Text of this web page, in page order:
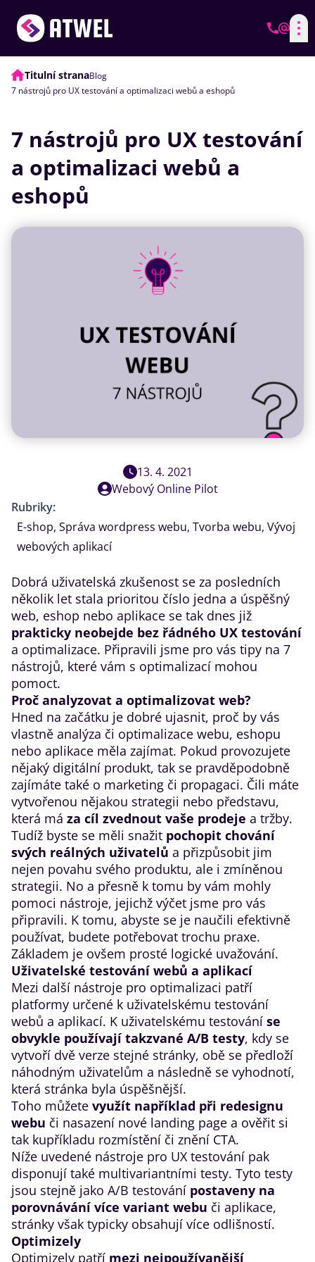
Titulní stranaBlog
7 nástrojů pro UX testování a optimalizaci webů a eshopů
7 nástrojů pro UX testování
a optimalizaci webů a
eshopů
13. 4. 2021
Webový Online Pilot
Rubriky:
E-shop, Správa wordpress webu, Tvorba webu, Vývoj
webových aplikací
Dobrá uživatelská zkušenost se za posledních
několik let stala prioritou číslo jedna a úspěšný
web, eshop nebo aplikace se tak dnes již
prakticky neobejde bez řádného UX testování
a optimalizace. Připravili jsme pro vás tipy na 7
nástrojů, které vám s optimalizací mohou
pomoct.
Proč analyzovat a optimalizovat web?
Hned na začátku je dobré ujasnit, proč by vás
vlastně analýza či optimalizace webu, eshopu
nebo aplikace měla zajímat. Pokud provozujete
nějaký digitální produkt, tak se pravděpodobně
zajímáte také o marketing či propagaci. Čili máte
vytvořenou nějakou strategii nebo představu,
která má za cíl zvednout vaše prodeje a tržby.
Tudíž byste se měli snažit pochopit chování
svých reálných uživatelů a přizpůsobit jim
nejen povahu svého produktu, ale i zmíněnou
strategii. No a přesně k tomu by vám mohly
pomoci nástroje, jejichž výčet jsme pro vás
připravili. K tomu, abyste se je naučili efektivně
používat, budete potřebovat trochu praxe.
Základem je ovšem prosté logické uvažování.
Uživatelské testování webů a aplikací
Mezi další nástroje pro optimalizaci patří
platformy určené k uživatelskému testování
webů a aplikací. K uživatelskému testování se
obvykle používají takzvané A/B testy, kdy se
vytvoří dvě verze stejné stránky, obě se předloží
náhodným uživatelům a následně se vyhodnotí,
která stránka byla úspěšnější.
Toho můžete využít například při redesignu
webu či nasazení nové landing page a ověřit si
tak kupříkladu rozmístění či znění CTA.
Níže uvedené nástroje pro UX testování pak
disponují také multivariantními testy. Tyto testy
jsou stejně jako A/B testování postaveny na
porovnávání více variant webu či aplikace,
stránky však typicky obsahují více odlišností.
Optimizely
Optimizely patří mezi nejpoužívanější